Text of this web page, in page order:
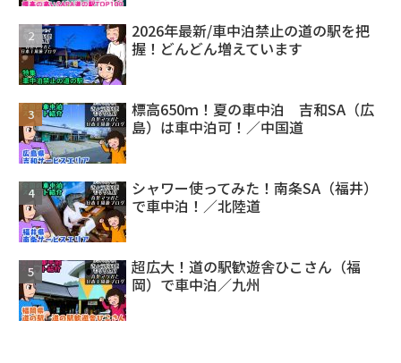
2026年最新/車中泊禁止の道の駅を把
握！どんどん増えています
標高650ｍ！夏の車中泊 吉和SA（広
島）は車中泊可！／中国道
シャワー使ってみた！南条SA（福井）
で車中泊！／北陸道
超広大！道の駅歓遊舎ひこさん（福
岡）で車中泊／九州